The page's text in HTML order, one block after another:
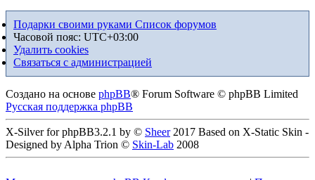
Подарки своими руками Список форумов
Часовой пояс: UTC+03:00
Удалить cookies
Связаться с администрацией
Создано на основе phpBB® Forum Software © phpBB Limited
Русская поддержка phpBB
X-Silver for phpBB3.2.1 by © Sheer2017 Based on X-Static Skin -
Designed by Alpha Trion © Skin-Lab 2008